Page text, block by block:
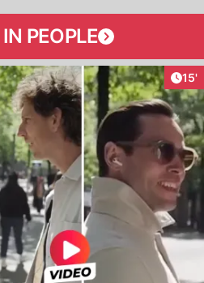
PEOPLE
15'